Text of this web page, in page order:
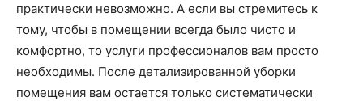
практически невозможно. А если вы стремитесь к
тому, чтобы в помещении всегда было чисто и
комфортно, то услуги профессионалов вам просто
необходимы. После детализированной уборки
помещения вам остается только систематически